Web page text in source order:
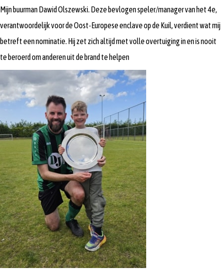
Mijn buurman Dawid Olszewski. Deze bevlogen speler/manager van het 4e,
verantwoordelijk voor de Oost-Europese enclave op de Kuil, verdient wat mij
betreft een nominatie. Hij zet zich altijd met volle overtuiging in en is nooit
te beroerd om anderen uit de brand te helpen